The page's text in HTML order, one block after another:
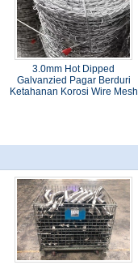
3.0mm Hot Dipped
Galvanzied Pagar Berduri
Ketahanan Korosi Wire Mesh